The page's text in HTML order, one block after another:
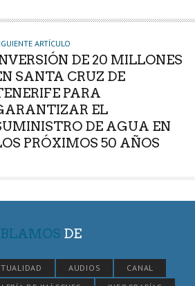
ARTÍCULO
DE 20 MILLONES
SANTA CRUZ DE
PARA
EL
DE AGUA EN
PRÓXIMOS 50 AÑOS
DE
AUDIOS
CANAL